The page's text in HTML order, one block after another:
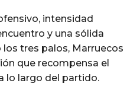
intensidad
y una sólida
tres palos, Marruecos
que recompensa el
lo largo del partido.